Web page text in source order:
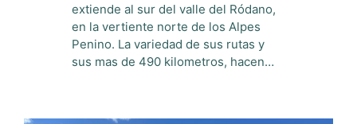
extiende al sur del valle del Ródano,
en la vertiente norte de los Alpes
Penino. La variedad de sus rutas y
sus mas de 490 kilometros, hacen…